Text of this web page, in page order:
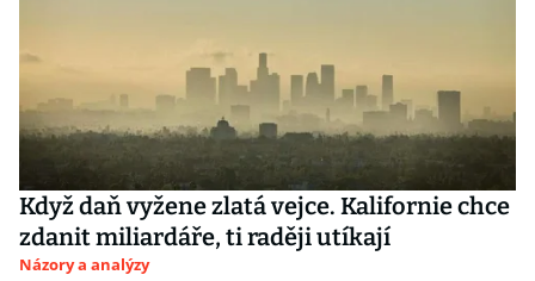
Když daň vyžene zlatá vejce. Kalifornie chce
zdanit miliardáře, ti raději utíkají
Názory a analýzy